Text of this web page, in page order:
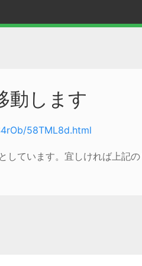
動します
58TML8d.html
しています。宜しければ上記の